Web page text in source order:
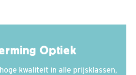
Optiek
kwaliteit in alle prijsklassen,